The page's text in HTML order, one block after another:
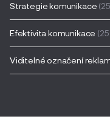
Strategie komunikace
Efektivita komunikace
Viditelné označení